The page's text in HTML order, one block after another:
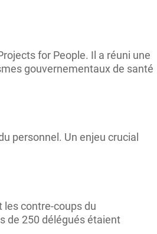
for People. Il a réuni une
gouvernementaux de santé
personnel. Un enjeu crucial
contre-coups du
de 250 délégués étaient